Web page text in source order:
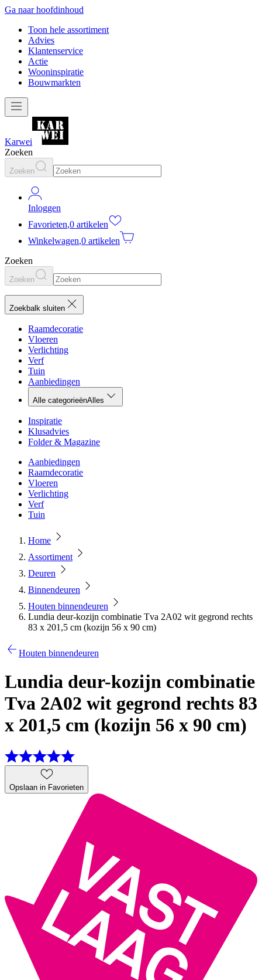
Ga naar hoofdinhoud
Toon hele assortiment
Advies
Klantenservice
Actie
Wooninspiratie
Bouwmarkten
Karwei
Zoeken
Zoeken
Inloggen
Favorieten,0 artikelen
Winkelwagen,0 artikelen
Zoeken
Zoeken
Zoekbalk sluiten
Raamdecoratie
Vloeren
Verlichting
Verf
Tuin
Aanbiedingen
Alle categorieënAlles
Inspiratie
Klusadvies
Folder & Magazine
Aanbiedingen
Raamdecoratie
Vloeren
Verlichting
Verf
Tuin
Home
Assortiment
Deuren
Binnendeuren
Houten binnendeuren
Lundia deur-kozijn combinatie Tva 2A02 wit gegrond rechts
83 x 201,5 cm (kozijn 56 x 90 cm)
Houten binnendeuren
Lundia deur-kozijn combinatie
Tva 2A02 wit gegrond rechts 83
x 201,5 cm (kozijn 56 x 90 cm)
Opslaan in Favorieten